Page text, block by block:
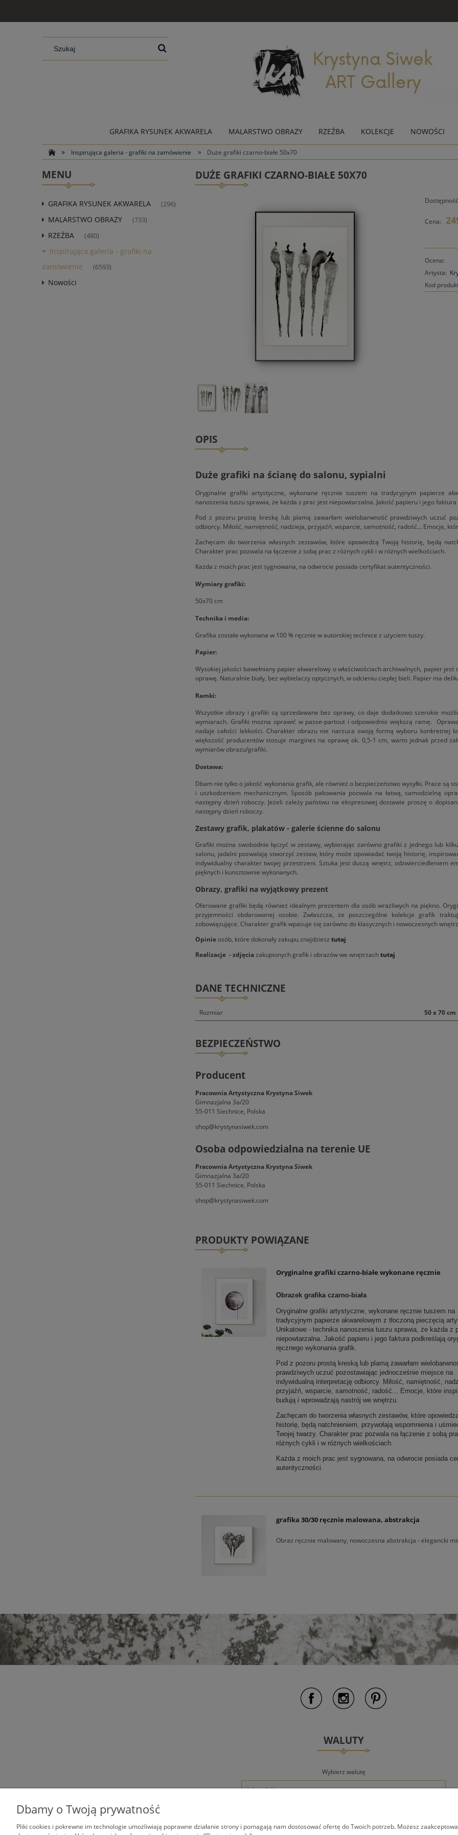
GRAFIKA RYSUNEK AKWARELA MALARSTWO OBRAZY RZEŹBA KOLEKCJE NOWOŚCI
» Inspirująca galeria - grafiki na zamówienie » Duże grafiki czarno-białe 50x70
MENU
GRAFIKA RYSUNEK AKWARELA (296)
MALARSTWO OBRAZY (733)
RZEŹBA (480)
Inspirująca galeria - grafiki na
zamówienie
(6593)
Nowości
DUŻE GRAFIKI CZARNO-BIAŁE 50X70
Cena:
Ocena:
Artysta:
Kod
OPIS
Duże grafiki na ścianę do salonu, sypialni
Oryginalne grafiki artystyczne, wykonane ręcznie tuszem na tradycyjnym papierze
nanoszenia tuszu sprawia, że każda z prac jest niepowtarzalna. Jakość papieru i jego
Pod z pozoru prostą kreską lub plamą zawarłam wielobarwność prawdziwych uczuć
odbiorcy. Miłość, namiętność, nadzieja, przyjaźń, wsparcie, samotność, radość... Emocje,
Zachęcam do tworzenia własnych zestawów, które opowiedzą Twoją historię, będą
Charakter prac pozwala na łączenie z sobą prac z różnych cykli i w różnych wielkościach.
Każda z moich prac jest sygnowana, na odwrocie posiada certyfikat autentyczności.
Wymiary grafiki:
50x70 cm
Technika i media:
Grafika została wykonana w 100 % ręcznie w autorskiej technice z użyciem tuszy.
Papier:
Wysokiej jakości bawełniany papier akwarelowy o właściwościach archiwalnych, papier
oprawę. Naturalnie biały, bez wybielaczy optycznych, w odcieniu ciepłej bieli. Papier ma
Ramki:
Wszystkie obrazy i grafiki są sprzedawane bez oprawy, co daje dodatkowo szerokie
wymiarach. Grafiki można oprawić w passe-partout i odpowiednio większą ramę.
nadaje całości lekkości. Charakter obrazu nie narzuca swoją formą wyboru konkretnej
większość producentów stosuje margines na oprawę ok. 0,5-1 cm, warto jednak przed
wymiarów obrazu/grafiki.
Dostawa:
Dbam nie tylko o jakość wykonania grafik, ale również o bezpieczeństwo wysyłki. Prace są
i uszkodzeniem mechanicznym. Sposób pakowania pozwala na łatwą, samodzielną
następny dzień roboczy. Jeżeli zależy państwu na ekspresowej dostawie proszę o
następny dzień roboczy.
Zestawy grafik, plakatów - galerie ścienne do salonu
Grafiki można swobodnie łączyć w zestawy, wybierając zarówno grafiki z jednego lub
salonu, jadalni pozwalają stworzyć zestaw, który może opowiadać twoją historię,
indywidualny charakter twojej przestrzeni. Sztuka jest duszą wnętrz, odzwierciedleniem
pięknych i kunsztownie wykonanych.
Obrazy, grafiki na wyjątkowy prezent
Oferowane grafiki będą również idealnym prezentem dla osób wrażliwych na piękno.
przyjemności obdarowanej osobie. Zwłaszcza, że poszczególne kolekcje grafik
zobowiązujące. Charakter grafik wpasuje się zarówno do klasycznych i nowoczesnych
Opinieosób, które dokonały zakupu znajdziesz tutaj
Realizacje - zdjęciazakupionych grafik i obrazów we wnętrzachtutaj
DANE TECHNICZNE
Rozmiar 50 x 70 cm
BEZPIECZEŃSTWO
Producent
Pracownia Artystyczna Krystyna Siwek
Gimnazjalna 3a/20
55-011 Siechnice, Polska
shop@krystynasiwek.com
Osoba odpowiedzialna na terenie UE
Pracownia Artystyczna Krystyna Siwek
Gimnazjalna 3a/20
55-011 Siechnice, Polska
shop@krystynasiwek.com
PRODUKTY POWIĄZANE
Oryginalne grafiki czarno-białe wykonane ręcznie
Obrazek grafika czarno-biała
Oryginalne grafiki artystyczne, wykonane ręcznie tuszem na
tradycyjnym papierze akwarelowym z tłoczoną pieczęcią
Unikatowe - technika nanoszenia tuszu sprawia, że każda z
niepowtarzalna. Jakość papieru i jego faktura podkreślają
ręcznego wykonania grafik.
Pod z pozoru prostą kreską lub plamą zawarłam
prawdziwych uczuć pozostawiając jednocześnie miejsce na
indywidualną interpretację odbiorcy. Miłość, namiętność,
przyjaźń, wsparcie, samotność, radość... Emocje, które
budują i wprowadzają nastrój we wnętrzu.
Zachęcam do tworzenia własnych zestawów, które
historię, będą natchnieniem, przywołają wspomnienia i
Twojej twarzy. Charakter prac pozwala na łączenie z sobą
różnych cykli i w różnych wielkościach.
Każda z moich prac jest sygnowana, na odwrocie posiada
autentyczności.
grafika 30/30 ręcznie malowana, abstrakcja
Obraz ręcznie malowany, nowoczesna abstrakcja - elegancki
WALUTY
Wybierz walutę
Dbamy o Twoją prywatność
Pliki cookies i pokrewne im technologie umożliwiają poprawne działanie strony i pomagają nam dostosować ofertę do Twoich potrzeb. Możesz